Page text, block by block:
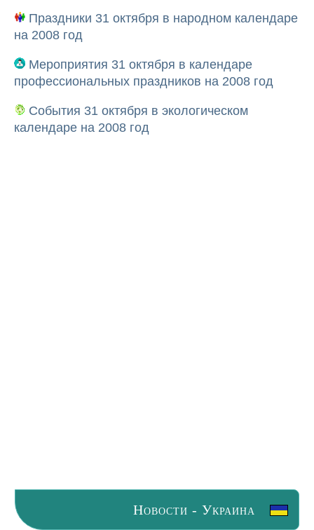
Праздники 31 октября в народном календаре
на 2008 год
Мероприятия 31 октября в календаре
профессиональных праздников на 2008 год
События 31 октября в экологическом
календаре на 2008 год
Новости - Украина